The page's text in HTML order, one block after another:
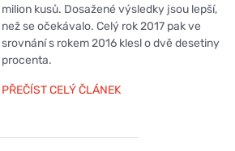
milion kusů. Dosažené výsledky jsou lepší,
než se očekávalo. Celý rok 2017 pak ve
srovnání s rokem 2016 klesl o dvě desetiny
procenta.
PŘEČÍST CELÝ ČLÁNEK